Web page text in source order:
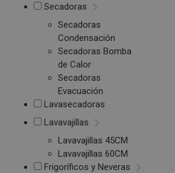
Secadoras
Secadoras
Condensación
Secadoras Bomba
de Calor
Secadoras
Evacuación
Lavasecadoras
Lavavajillas
Lavavajillas 45CM
Lavavajillas 60CM
Frigoríficos y Neveras